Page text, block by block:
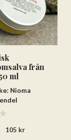
från
ml
Nioma
105 kr